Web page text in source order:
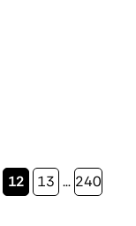
Page
12 Page
13 … Page
240